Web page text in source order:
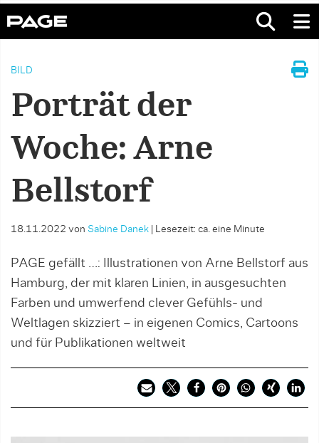
BILD
Porträt der
Woche: Arne
Bellstorf
18.11.2022 von Sabine Danek Lesezeit: ca. eine Minute
PAGE gefällt …: Illustrationen von Arne Bellstorf aus
Hamburg, der mit klaren Linien, in ausgesuchten
Farben und umwerfend clever Gefühls- und
Weltlagen skizziert – in eigenen Comics, Cartoons
und für Publikationen weltweit